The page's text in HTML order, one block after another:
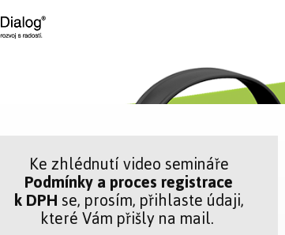
Ke zhlédnutí video semináře
Podmínky a proces registrace
k DPHse, prosím, přihlaste údaji,
které Vám přišly na mail.